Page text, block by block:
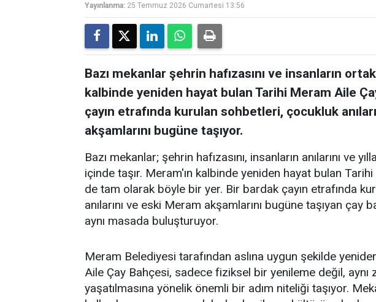
Yayınlanma: 25 Temmuz 2026 Cumartesi 13:56
Bazı mekanlar şehrin hafızasını ve insanların ortak
kalbinde yeniden hayat bulan Tarihi Meram Aile
çayın etrafında kurulan sohbetleri, çocukluk
akşamlarını bugüne taşıyor.
Bazı mekanlar; şehrin hafızasını, insanların anılarını ve
içinde taşır. Meram'ın kalbinde yeniden hayat bulan
de tam olarak böyle bir yer. Bir bardak çayın etrafında
anılarını ve eski Meram akşamlarını bugüne taşıyan
aynı masada buluşturuyor.
Meram Belediyesi tarafından aslına uygun şekilde
Aile Çay Bahçesi, sadece fiziksel bir yenileme değil,
yaşatılmasına yönelik önemli bir adım niteliği taşıyor.